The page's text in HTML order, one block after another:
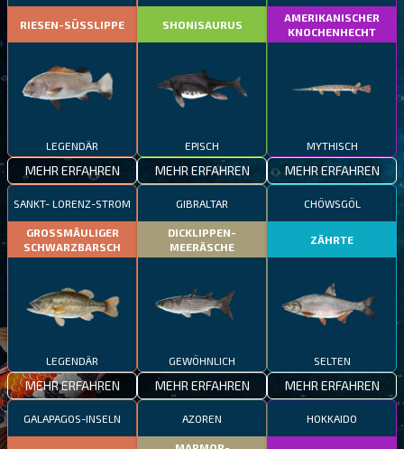
RIESEN-SÜSSLIPPE
LEGENDÄR
MEHR ERFAHREN
SHONISAURUS
EPISCH
MEHR ERFAHREN
AMERIKANISCHER
KNOCHENHECHT
MYTHISCH
MEHR ERFAHREN
SANKT- LORENZ-STROM
GROSSMÄULIGER
SCHWARZBARSCH
LEGENDÄR
MEHR ERFAHREN
GIBRALTAR
DICKLIPPEN-
MEERÄSCHE
GEWÖHNLICH
MEHR ERFAHREN
CHÖWSGÖL
ZÄHRTE
SELTEN
MEHR ERFAHREN
GALAPAGOS-INSELN AZOREN HOKKAIDO